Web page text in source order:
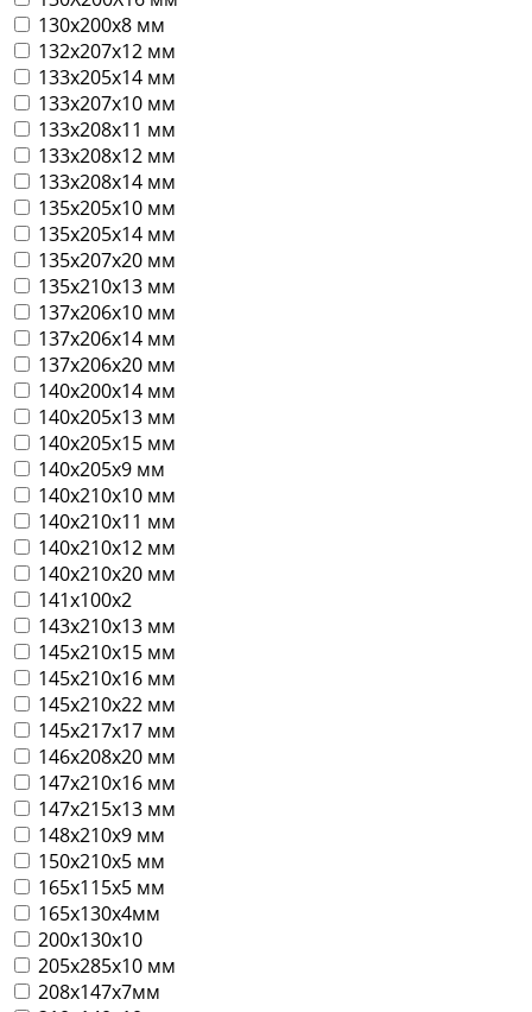
130х200х8 мм
132х207х12 мм
133х205х14 мм
133х207х10 мм
133х208х11 мм
133х208х12 мм
133х208х14 мм
135х205х10 мм
135х205х14 мм
135х207х20 мм
135х210х13 мм
137х206х10 мм
137х206х14 мм
137х206х20 мм
140х200х14 мм
140х205х13 мм
140х205х15 мм
140х205х9 мм
140х210х10 мм
140х210х11 мм
140х210х12 мм
140х210х20 мм
141х100х2
143х210х13 мм
145х210х15 мм
145х210х16 мм
145х210х22 мм
145х217х17 мм
146х208х20 мм
147х210х16 мм
147х215х13 мм
148х210х9 мм
150х210х5 мм
165х115х5 мм
165х130х4мм
200х130х10
205х285х10 мм
208х147х7мм